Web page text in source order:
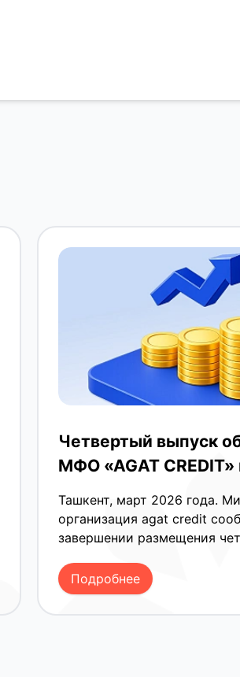
Четвертый выпуск
МФО «AGAT
сумов полностью
Ташкент, март 2026 года. Микрофинансовая
организация agat credit
завершении размещения
Инвесторы проявили
инструменту, что позволило
сроки закрыть объем
Подробнее